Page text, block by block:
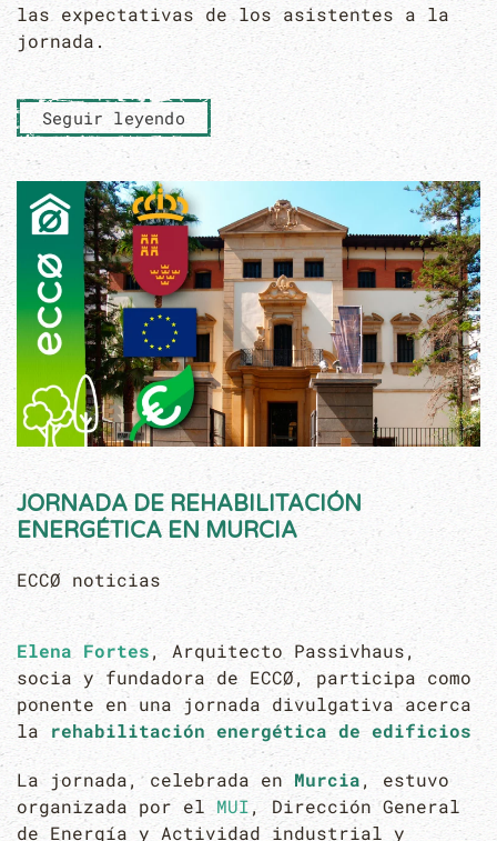
las expectativas de los asistentes a la
jornada.
Seguir leyendo
JORNADA DE REHABILITACIÓN
ENERGÉTICA EN MURCIA
ECCØ noticias
Elena Fortes, Arquitecto Passivhaus,
socia y fundadora de ECCØ, participa como
ponente en una jornada divulgativa acerca
la rehabilitación energética de edificios
La jornada, celebrada en Murcia, estuvo
organizada por elMUI, Dirección General
de Energía y Actividad industrial y